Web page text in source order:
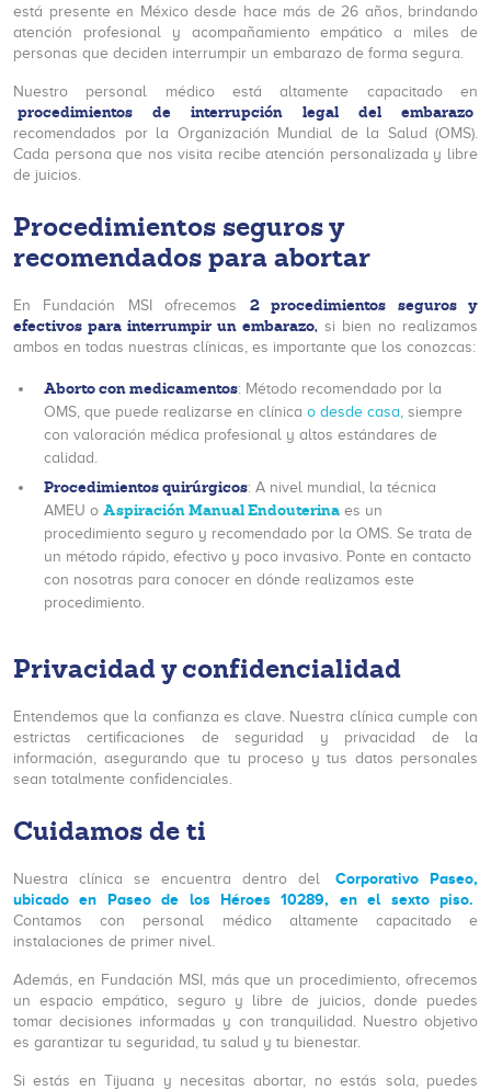
está presente en México desde hace más de 26 años, brindando
atención profesional y acompañamiento empático a miles de
personas que deciden interrumpir un embarazo de forma segura.
Nuestro personal médico está altamente capacitado en
procedimientos de interrupción legal del embarazo
recomendados por la Organización Mundial de la Salud (OMS).
Cada persona que nos visita recibe atención personalizada y libre
de juicios.
Procedimientos seguros y
recomendados para abortar
En Fundación MSI ofrecemos 2 procedimientos seguros y
efectivos para interrumpir un embarazo, si bien no realizamos
ambos en todas nuestras clínicas, es importante que los conozcas:
Aborto con medicamentos: Método recomendado por la
OMS, que puede realizarse en clínica o desde casa, siempre
con valoración médica profesional y altos estándares de
calidad.
Procedimientos quirúrgicos: A nivel mundial, la técnica
AMEU o Aspiración Manual Endouterina es un
procedimiento seguro y recomendado por la OMS. Se trata de
un método rápido, efectivo y poco invasivo. Ponte en contacto
con nosotras para conocer en dónde realizamos este
procedimiento.
Privacidad y confidencialidad
Entendemos que la confianza es clave. Nuestra clínica cumple con
estrictas certificaciones de seguridad y privacidad de la
información, asegurando que tu proceso y tus datos personales
sean totalmente confidenciales.
Cuidamos de ti
Nuestra clínica se encuentra dentro del
Corporativo Paseo,
ubicado en Paseo de los Héroes 10289, en el sexto piso.
Contamos con personal médico altamente capacitado e
instalaciones de primer nivel.
Además, en Fundación MSI, más que un procedimiento, ofrecemos
un espacio empático, seguro y libre de juicios, donde puedes
tomar decisiones informadas y con tranquilidad. Nuestro objetivo
es garantizar tu seguridad, tu salud y tu bienestar.
Si estás en Tijuana y necesitas abortar, no estás sola, puedes